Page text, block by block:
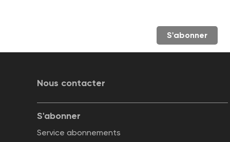
S'abonner
Nous contacter
S'abonner
Service abonnements